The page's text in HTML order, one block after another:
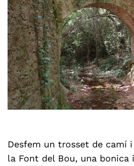
Desfem un trosset de camí
la Font del Bou, una bonica